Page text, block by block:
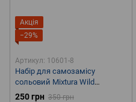
Акція
−29%
Артикул: 10601-8
Набір для самозамісу
сольовий Mixtura Wild
Strawberry 30 ml 50 mg
250 грн 350 грн